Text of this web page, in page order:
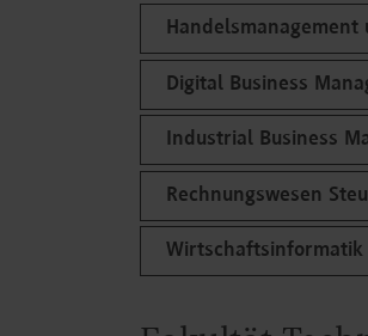
Handelsmanagement
Digital Business
Industrial Business
Rechnungswesen
Wirtschaftsinformatik